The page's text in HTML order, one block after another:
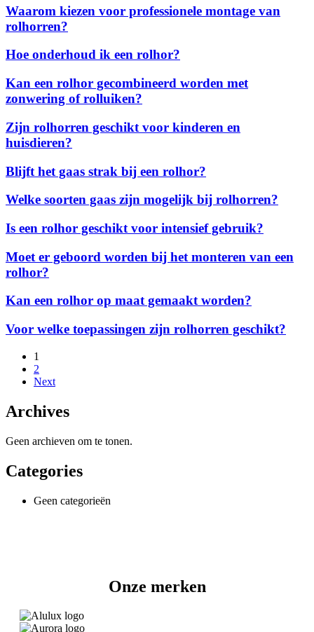
Waarom
kiezen
voor
montage
rolhorren?
Waarom kiezen voor professionele montage van
rolhorren?
Hoe
ik
een
rolhor?
Hoe onderhoud ik een rolhor?
Kan
rolhor
worden
met
of
rolluiken?
Kan een rolhor gecombineerd worden met
zonwering of rolluiken?
Zijn
rolhorren
geschikt
kinderen
huisdieren?
Zijn rolhorren geschikt voor kinderen en
huisdieren?
Blijft
gaas
strak
een
Blijft het gaas strak bij een rolhor?
Welke
gaas
zijn
bij
rolhorren?
Welke soorten gaas zijn mogelijk bij rolhorren?
Is
rolhor
geschikt
voor
gebruik?
Is een rolhor geschikt voor intensief gebruik?
Moet
geboord
bij
monteren
rolhor?
Moet er geboord worden bij het monteren van een
rolhor?
Kan
rolhor
op
gemaakt
worden?
Kan een rolhor op maat gemaakt worden?
Voor
toepassingen
rolhorren
geschikt?
Voor welke toepassingen zijn rolhorren geschikt?
1
2
Next
Archives
Geen archieven om te tonen.
Categories
Geen categorieën
Onze merken